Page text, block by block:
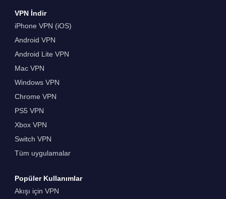
VPN İndir
iPhone VPN (iOS)
Android VPN
Android Lite VPN
Mac VPN
Windows VPN
Chrome VPN
PS5 VPN
Xbox VPN
Switch VPN
Tüm uygulamalar
Popüler Kullanımlar
Akışı için VPN